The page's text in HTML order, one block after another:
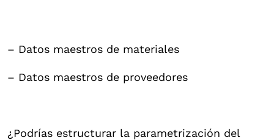
– Datos maestros de materiales
– Datos maestros de proveedores
¿Podrías estructurar la parametrización del